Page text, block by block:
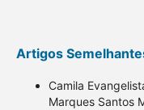
Artigos
Camila
Marques Santos